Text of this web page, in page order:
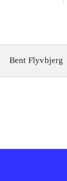
Bent Flyvbjerg